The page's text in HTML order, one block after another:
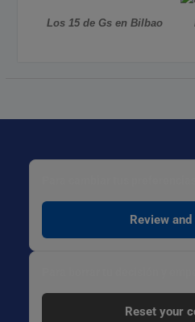
Los 15 de Gs en Bilbao
Review
Reset your